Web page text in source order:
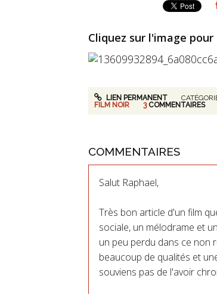
Cliquez sur l'image
LIEN PERMANENT
FILM NOIR
3 COMMENTAIRES
COMMENTAIRES
Salut Raphael,
Très bon article d'un film
sociale, un mélodrame et
un peu perdu dans ce non
beaucoup de qualités et
souviens pas de l'avoir